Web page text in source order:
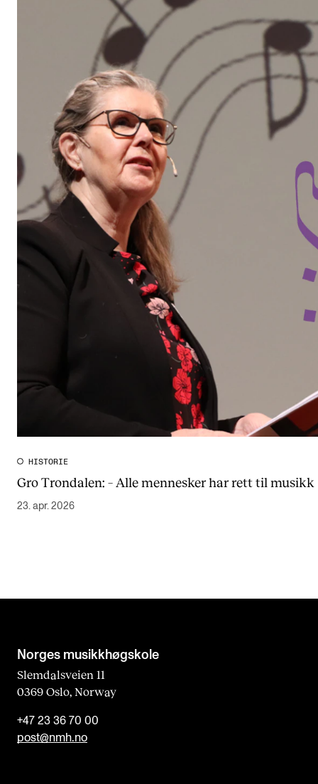
HISTORIE
Gro Trondalen: – Alle mennesker har rett til musikk
23. apr. 2026
Norges musikk­høgskole
Slemdalsveien 11
0369 Oslo, Norway
+47 23 36 70 00
post@nmh.no